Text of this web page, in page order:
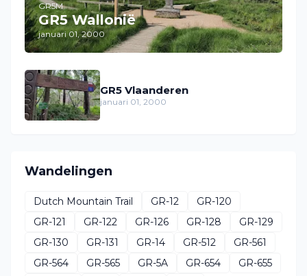
GR5M
GR5 Wallonië
januari 01, 2000
GR5 Vlaanderen
januari 01, 2000
Wandelingen
Dutch Mountain Trail GR-12
GR-120
GR-121
GR-122 GR-126 GR-128
GR-129
GR-130
GR-131 GR-14 GR-512
GR-561
GR-564
GR-565 GR-5A GR-654
GR-655